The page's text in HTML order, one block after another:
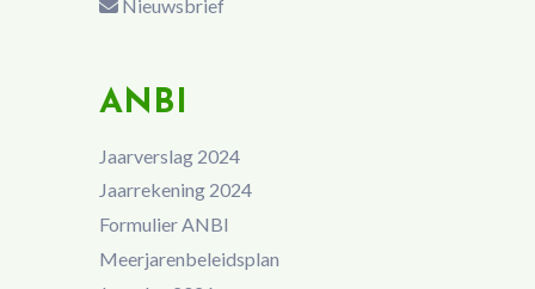
Nieuwsbrief
ANBI
Jaarverslag 2024
Jaarrekening 2024
Formulier ANBI
Meerjarenbeleidsplan